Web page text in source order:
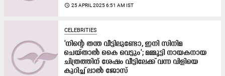
access_time 25 APRIL 2025 6:51 AM IST
CELEBRITIES
'നിന്‍റെ തന്ത വീട്ടിലുണ്ടോ, ഇനി സിനിമ
ചെയ്താൽ കൈ വെട്ടും'; മമ്മൂട്ടി നായകനായ
ചിത്രത്തിന് ശേഷം വീട്ടിലേക്ക് വന്ന വിളിയെ
കുറിച്ച് ലാൽ ജോസ്